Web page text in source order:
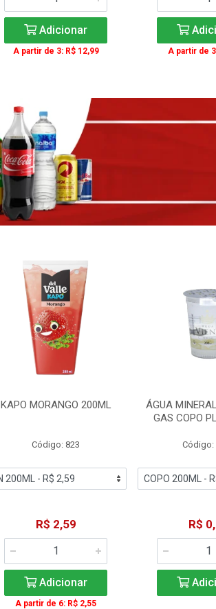
Adicionar
A partir de 3: R$ 12,99 A partir de
KAPO MORANGO 200ML
Código: 823
R$ 2,59
Adicionar
A partir de 6: R$ 2,55
ÁGUA
GAS COPO
Código:
R$